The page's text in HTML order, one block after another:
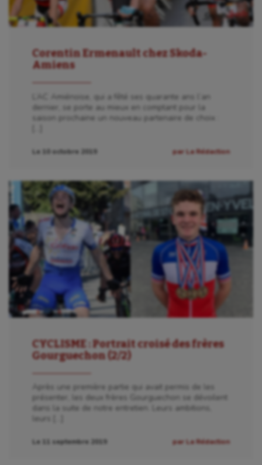
Corentin Ermenault chez Skoda-
Amiens
L’AC Amiénoise, qui a fêté ses quarante ans l’an
dernier, se porte au mieux en comptant pour la
saison prochaine un nouveau partenaire de choix :
Le 10 octobre 2019 par La Rédaction
CYCLISME : Portrait croisé des frères
Gourguechon (2/2)
Après une première partie qui avait permis de les
présenter, les deux frères Gourguechon se dévoilent
dans la suite de notre entretien. Leurs ambitions,
leurs […]
Le 11 septembre 2019 par La Rédaction